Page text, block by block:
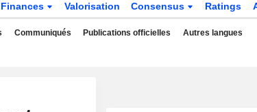
Finances Valorisation Consensus Ratings
Communiqués Publications officielles Autres langues